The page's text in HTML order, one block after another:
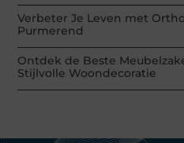
Verbeter Je Leven met
Purmerend
Ontdek de Beste
Stijlvolle Woondecoratie